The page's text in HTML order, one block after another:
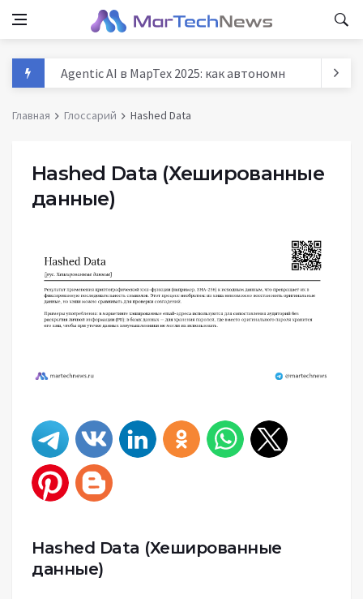
Agentic AI в МарТех 2025: как автономные агенты
Главная Глоссарий Hashed Data
Hashed Data (Хешированные
данные)
Hashed Data (Хешированные
данные)